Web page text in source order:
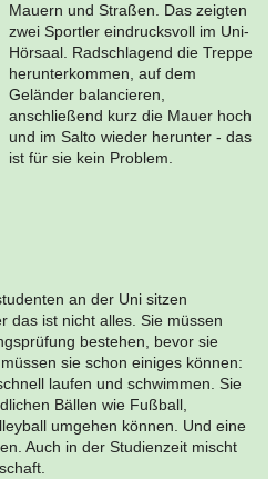
Mauern und Straßen. Das zeigten
zwei Sportler eindrucksvoll im Uni-
Hörsaal. Radschlagend die Treppe
herunterkommen, auf dem
Geländer balancieren,
anschließend kurz die Mauer hoch
und im Salto wieder herunter - das
ist für sie kein Problem.
an der Uni sitzen
das ist nicht alles. Sie müssen
bestehen, bevor sie
sie schon einiges können:
laufen und schwimmen. Sie
Bällen wie Fußball,
umgehen können. Und eine
Auch in der Studienzeit mischt